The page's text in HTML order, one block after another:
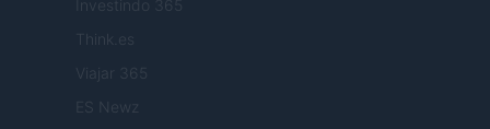
Investindo 365
Think.es
Viajar 365
ES Newz